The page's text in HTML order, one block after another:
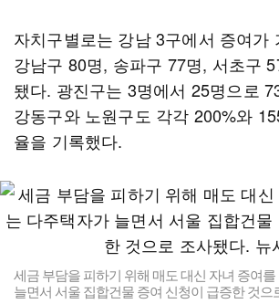
자치구별로는 강남 3구에서 증여가
강남구 80명, 송파구 77명, 서초구
됐다. 광진구는 3명에서 25명으로
강동구와 노원구도 각각 200%와
율을 기록했다.
세금 부담을 피하기 위해 매도 대신 자녀 증여
늘면서 서울 집합건물 증여 신청이 급증한 것으